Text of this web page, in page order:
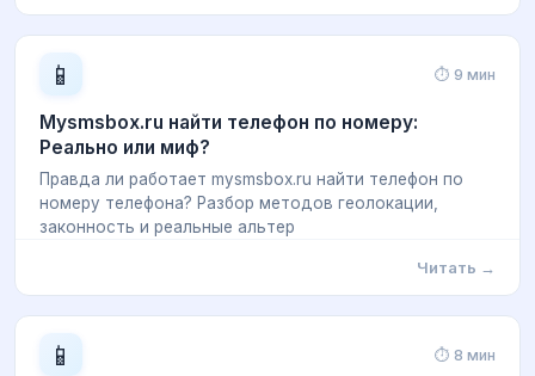
📱 ⏱ 9 мин
Mysmsbox.ru найти телефон по номеру:
Реально или миф?
Правда ли работает mysmsbox.ru найти телефон по
номеру телефона? Разбор методов геолокации,
законность и реальные альтер
Читать →
📱 ⏱ 8 мин